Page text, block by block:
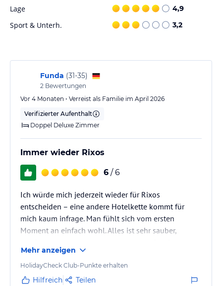
Lage 4,9
Sport & Unterh. 3,2
Funda (31-35)
2 Bewertungen
Vor 4 Monaten • Verreist als Familie im April 2026
Verifizierter Aufenthalt
Doppel Deluxe Zimmer
Immer wieder Rixos
6 / 6
Ich würde mich jederzeit wieder für Rixos
entscheiden – eine andere Hotelkette kommt für
mich kaum infrage. Man fühlt sich vom ersten
Moment an einfach wohl. Alles ist sehr sauber,
erstklassig und lässt wirklich keine Wünsche offen.
Auch die Zimmer sind alle wunderschön gestaltet –
Mehr anzeigen
HolidayCheck Club-Punkte erhalten
Hilfreich Teilen